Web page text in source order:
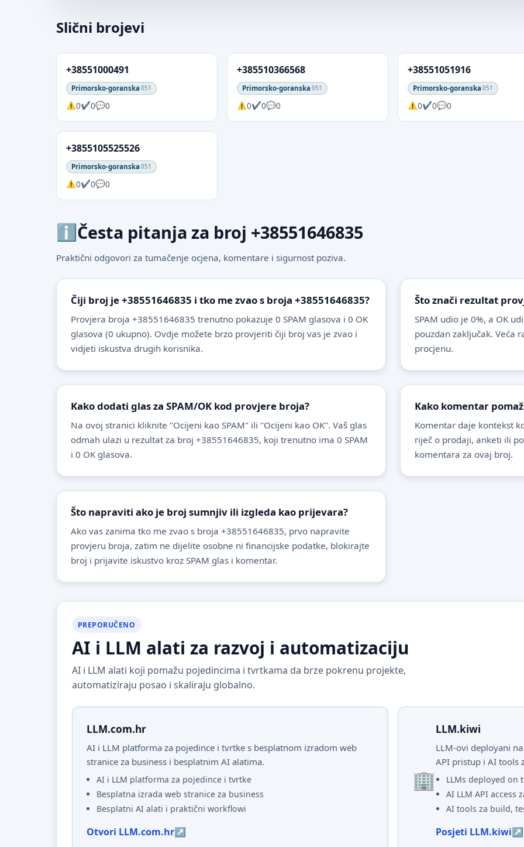
Slični brojevi
+38551000491
Primorsko-goranska 051
0 0 0
+385510366568
Primorsko-goranska 051
0 0 0
+38551051916
Primorsko-goranska 051
0 0 0
+3855105525526
Primorsko-goranska 051
0 0 0
Česta pitanja za broj +38551646835
Praktični odgovori za tumačenje ocjena, komentare i sigurnost poziva.
Čiji broj je +38551646835 i tko me zvao s broja +38551646835?
Provjera broja +38551646835 trenutno pokazuje 0 SPAM glasova i 0 OK
glasova (0 ukupno). Ovdje možete brzo provjeriti čiji broj vas je zvao i
vidjeti iskustva drugih korisnika.
Što znači rezultat
SPAM udio je 0%, a OK
pouzdan zaključak. Veća
procjenu.
Kako dodati glas za SPAM/OK kod provjere broja?
Na ovoj stranici kliknite "Ocijeni kao SPAM" ili "Ocijeni kao OK". Vaš glas
odmah ulazi u rezultat za broj +38551646835, koji trenutno ima 0 SPAM
i 0 OK glasova.
Kako komentar
Komentar daje kontekst
riječ o prodaji, anketi ili
komentara za ovaj broj.
Što napraviti ako je broj sumnjiv ili izgleda kao prijevara?
Ako vas zanima tko me zvao s broja +38551646835, prvo napravite
provjeru broja, zatim ne dijelite osobne ni financijske podatke, blokirajte
broj i prijavite iskustvo kroz SPAM glas i komentar.
PREPORUČENO
AI i LLM alati za razvoj i automatizaciju
AI i LLM alati koji pomažu pojedincima i tvrtkama da brze pokrenu projekte,
automatiziraju posao i skaliraju globalno.
LLM.com.hr
AI i LLM platforma za pojedince i tvrtke s besplatnom izradom web
stranice za business i besplatnim AI alatima.
AI i LLM platforma za pojedince i tvrtke
Besplatna izrada web stranice za business
Besplatni AI alati i praktični workflowi
Otvori LLM.com.hr
LLM.kiwi
LLM-ovi deployani
API pristup i AI tools
LLMs deployed on
AI LLM API access
AI tools za build,
Posjeti LLM.kiwi